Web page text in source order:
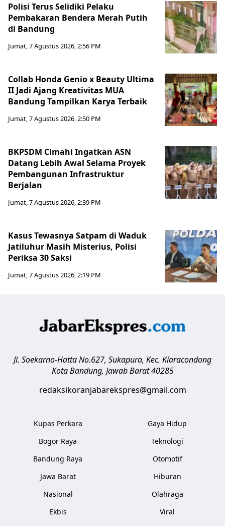
Polisi Terus Selidiki Pelaku
Pembakaran Bendera Merah Putih
di Bandung
Jumat, 7 Agustus 2026, 2:56 PM
Collab Honda Genio x Beauty Ultima
II Jadi Ajang Kreativitas MUA
Bandung Tampilkan Karya Terbaik
Jumat, 7 Agustus 2026, 2:50 PM
BKPSDM Cimahi Ingatkan ASN
Datang Lebih Awal Selama Proyek
Pembangunan Infrastruktur
Berjalan
Jumat, 7 Agustus 2026, 2:39 PM
Kasus Tewasnya Satpam di Waduk
Jatiluhur Masih Misterius, Polisi
Periksa 30 Saksi
Jumat, 7 Agustus 2026, 2:19 PM
Jl. Soekarno-Hatta No.627, Sukapura, Kec. Kiaracondong
Kota Bandung, Jawab Barat 40285
redaksikoranjabarekspres@gmail.com
Kupas Perkara
Bogor Raya
Bandung Raya
Jawa Barat
Nasional
Ekbis
Gaya Hidup
Teknologi
Otomotif
Hiburan
Olahraga
Viral